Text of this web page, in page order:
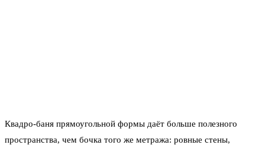
Квадро-баня прямоугольной формы даёт больше полезного
пространства, чем бочка того же метража: ровные стены,